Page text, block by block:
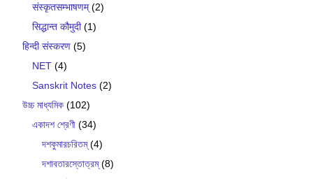
संस्कृतसम्भाषणम्(2)
सिद्धान्त कौमुदी(1)
हिन्दी संस्करण (5)
NET (4)
Sanskrit Notes (2)
উচ্চ মাধ্যমিক (102)
একাদশ শ্রেণী (34)
দশকুমারচরিতম্(4)
দশাবতারস্তোত্রম্(8)